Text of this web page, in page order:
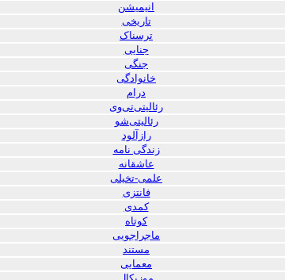
انیمیشن
تاریخی
ترسناک
جنایی
جنگی
خانوادگی
درام
رئالیتی‌تی‌وی
رئالیتی‌شو
رازآلود
زندگی نامه
عاشقانه
علمی-تخیلی
فانتزی
کمدی
کوتاه
ماجراجویی
مستند
معمایی